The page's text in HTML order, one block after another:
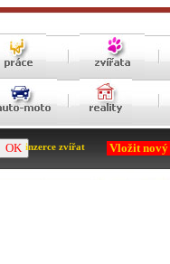
inzerce zvířat Vložit